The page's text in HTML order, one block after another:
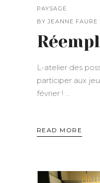
PAYSAGE
BYJEANNE FAURE
L-atelier des
participer aux
février !
READ MORE